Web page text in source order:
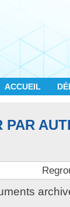
ACCUEIL
PAR